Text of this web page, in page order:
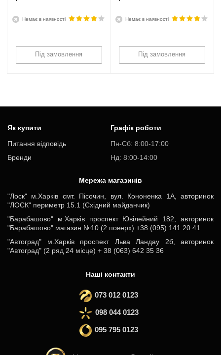
Немає в наявності
Під замовлення
Немає в наявності
Під замовлення
Як купити
Питання відповідь
Бренди
Графік роботи
Пн-Cб: 8:00-17:00
Нд: 8:00-14:00
Мережа магазинів
"Лоск" м.Харків смт. Пісочин, вул. Кононенка 1А, авторинок
"ЛОСК" периметр 15.1 (Східний майданчик)
"Барабашово" м.Харків проспект Ювілейний 182, авторинок
"Барабашово" магазин №10 (2 поверх) +38 (095) 141 20 41
"Автоград" м.Харків проспект Льва Ландау 2б, авторинок
"Автоград" (2 ряд 24 місце) + 38 (063) 642 35 36
Наші контакти
073 012 0123
098 044 0123
095 795 0123